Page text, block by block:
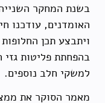
בשנת המחקר
האומדנים, עודכנו
ויתבצע תכן
בהפחתת פליטות
למשקי חלב נוספים.
מאמר הסוקר את